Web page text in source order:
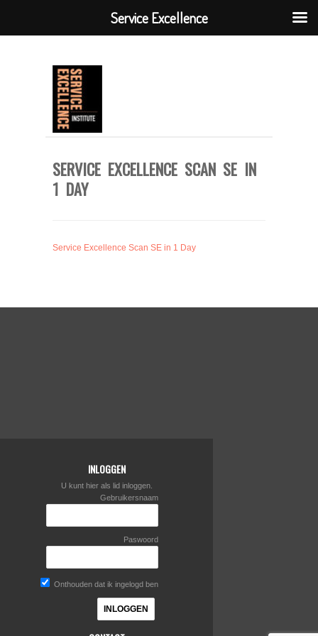
SERVICE EXCELLENCE SCAN SE IN
1 DAY
Service Excellence Scan SE in 1 Day
INLOGGEN
U kunt hier als lid inloggen.
Gebruikersnaam
Paswoord
Onthouden dat ik ingelogd ben
Service Excellence